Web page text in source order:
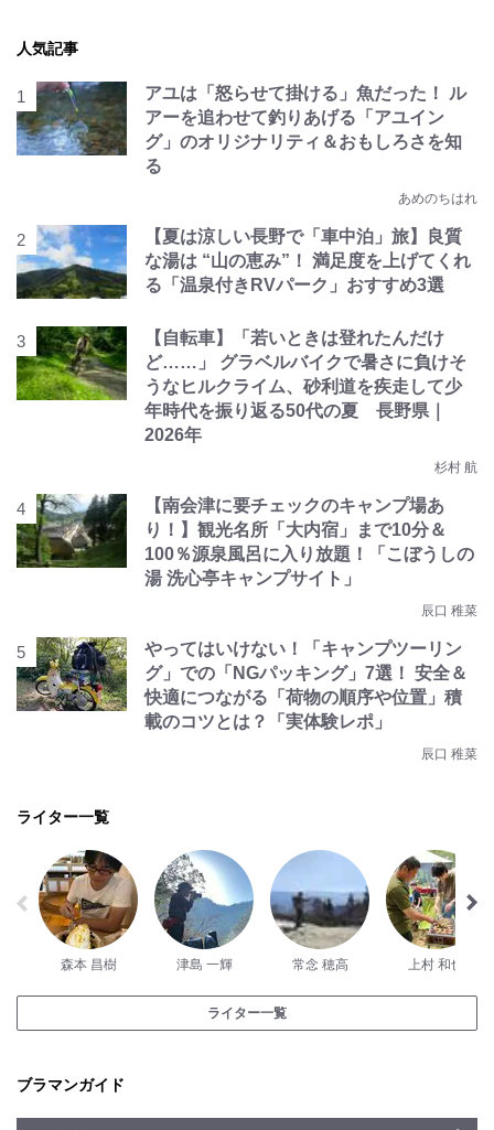
人気記事
アユは「怒らせて掛ける」魚だった！ ル
アーを追わせて釣りあげる「アユイン
グ」のオリジナリティ＆おもしろさを知
る
あめのちはれ
【夏は涼しい長野で「車中泊」旅】良質
な湯は “山の恵み”！ 満足度を上げてくれ
る「温泉付きRVパーク」おすすめ3選
【自転車】「若いときは登れたんだけ
ど……」 グラベルバイクで暑さに負けそ
うなヒルクライム、砂利道を疾走して少
年時代を振り返る50代の夏 長野県｜
2026年
杉村 航
【南会津に要チェックのキャンプ場あ
り！】観光名所「大内宿」まで10分＆
100％源泉風呂に入り放題！「こぼうしの
湯 洗心亭キャンプサイト」
辰口 稚菜
やってはいけない！「キャンプツーリン
グ」での「NGパッキング」7選！ 安全＆
快適につながる「荷物の順序や位置」積
載のコツとは？「実体験レポ」
辰口 稚菜
ライター一覧
森本 昌樹 津島 一輝 常念 穂高 上村 和也
ライター一覧
ブラマンガイド